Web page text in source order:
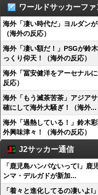
ワールドサッカーファ
海外「凄い時代だ」ヨルダン
（海外の反応）
海外「凄い額だ！」PSGが鈴
っくり仰天！（海外の反応）
海外「冨安健洋をアーセナル
反応）
海外「もう滅茶苦茶」アジア
確にして海外大騒ぎ！（海外...
海外「過熱している！」鈴木
外興味津々！（海外の反応）
J2サッカー通信
「鹿児島ハンパないって❕」
ンマ・デルガドが新加...
「着々と進化してるの凄いよ